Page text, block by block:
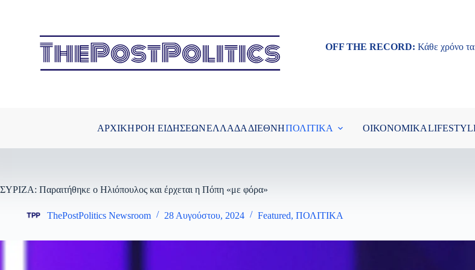
OFF THE RECORD: Κάθε χρόνο τα
ΑΡΧΙΚΗΡΟΗ ΕΙΔΗΣΕΩΝΕΛΛΑΔΑ ΔΙΕΘΝΗΠΟΛΙΤΙΚΑ ΟΙΚΟΝΟΜΙΚΑ
ΣΥΡΙΖΑ: Παραιτήθηκε ο Ηλιόπουλος και έρχεται η Πόπη «με φόρα»
ThePostPolitics Newsroom 28 Αυγούστου, 2024 Featured, ΠΟΛΙΤΙΚΑ